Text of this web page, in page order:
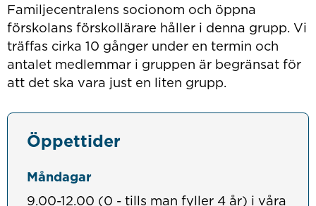
Familjecentralens socionom och öppna
förskolans förskollärare håller i denna grupp. Vi
träffas cirka 10 gånger under en termin och
antalet medlemmar i gruppen är begränsat för
att det ska vara just en liten grupp.
Öppettider
Måndagar
9.00-12.00 (0 - tills man fyller 4 år) i våra